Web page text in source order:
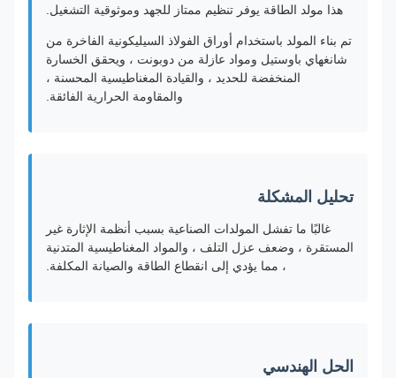
هذا مولد الطاقة يوفر تنظيم ممتاز للجهد وموثوقية التشغيل.
تم بناء المولد باستخدام أوراق الفولاذ السيليكونية الفاخرة من
شانغهاي باوستيل ومواد عازلة من دوبونت ، ويحقق الخسارة
المنخفضة للحديد ، والقيادة المغناطيسية المحسنة ،
والمقاومة الحرارية الفائقة.
تحليل المشكلة
غالبًا ما تفشل المولدات الصناعية بسبب أنظمة الإثارة غير
المستقرة ، وضعف عزل التلف ، والمواد المغناطيسية المتدنية
، مما يؤدي إلى انقطاع الطاقة والصيانة المكلفة.
الحل الهندسي